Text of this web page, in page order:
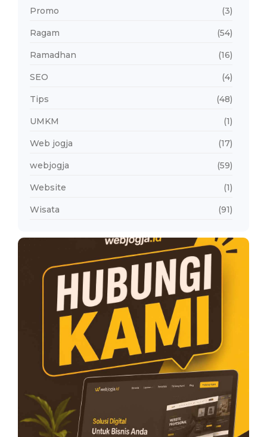
Promo (3)
Ragam (54)
Ramadhan (16)
SEO (4)
Tips (48)
UMKM (1)
Web jogja (17)
webjogja (59)
Website (1)
Wisata (91)